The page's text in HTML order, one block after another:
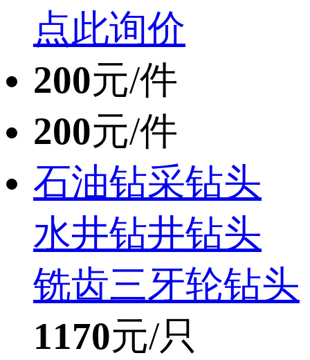
点此询价
200元/件
200元/件
石油钻采钻头
水井钻井钻头
铣齿三牙轮钻头
1170元/只